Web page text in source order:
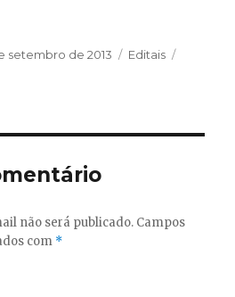
setembro de 2013 Categorias
Editais
não será publicado. Campos
com *